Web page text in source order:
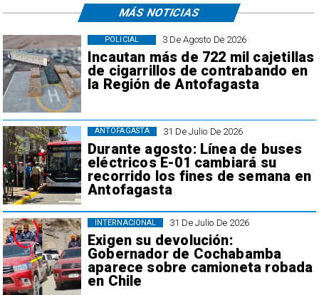
3 De Agosto De 2026
Incautan más de 722 mil cajetillas
de cigarrillos de contrabando en
la Región de Antofagasta
POLICIAL
31 De Julio De 2026
Durante agosto: Línea de buses
eléctricos E-01 cambiará su
recorrido los fines de semana en
Antofagasta
ANTOFAGASTA
31 De Julio De 2026
Exigen su devolución:
Gobernador de Cochabamba
aparece sobre camioneta robada
en Chile
INTERNACIONAL
MÁS NOTICIAS